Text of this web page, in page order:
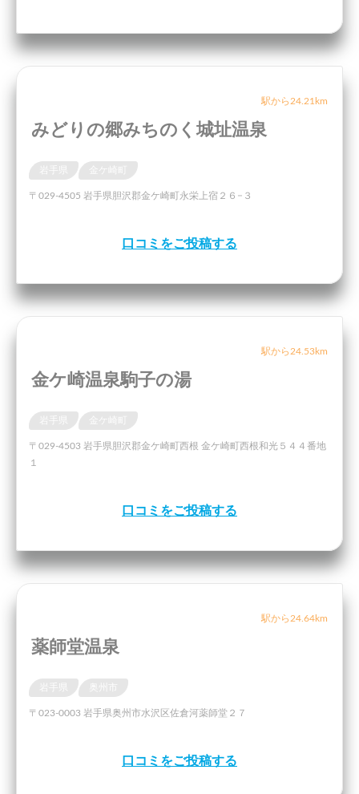
駅から24.21km
みどりの郷みちのく城址温泉
岩手県 金ケ崎町
〒029-4505 岩手県胆沢郡金ケ崎町永栄上宿２６−３
口コミをご投稿する
駅から24.53km
金ケ崎温泉駒子の湯
岩手県 金ケ崎町
〒029-4503 岩手県胆沢郡金ケ崎町西根 金ケ崎町西根和光５４４番地
１
口コミをご投稿する
駅から24.64km
薬師堂温泉
岩手県
〒023-0003 岩手県奥州市水沢区佐倉河薬師堂２７
口コミをご投稿する